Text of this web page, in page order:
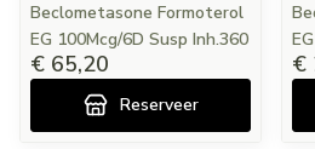
Beclometasone Formoterol
EG 100Mcg/6D Susp Inh.360
€ 65,20
Reserveer
€